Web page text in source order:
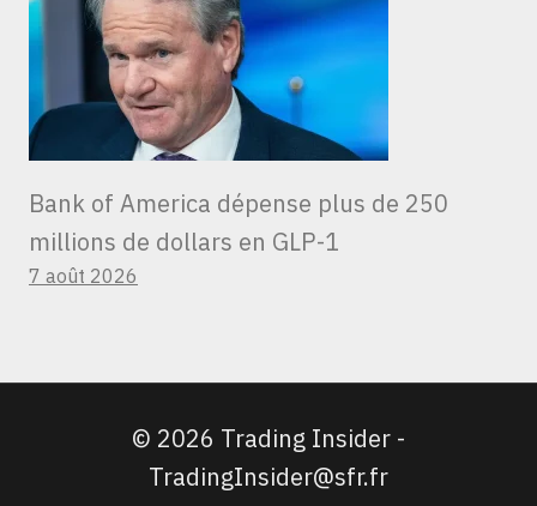
Bank of America dépense plus de 250
millions de dollars en GLP-1
7 août 2026
© 2026 Trading Insider -
TradingInsider@sfr.fr